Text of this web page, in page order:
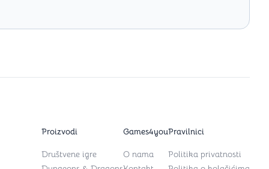
Proizvodi
Društvene igre
Games4you
O nama
Pravilnici
Politika privatnosti